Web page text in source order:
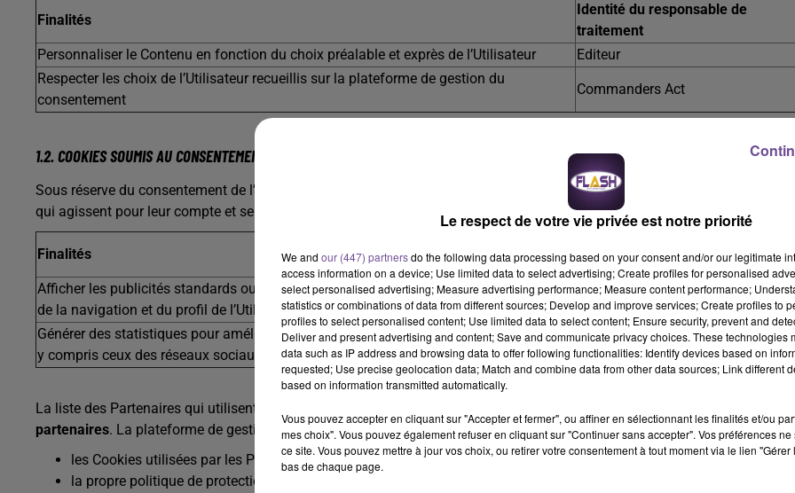
Finalités
Identité du responsable de
traitement
Personnaliser le Contenu en fonction du choix préalable et exprès de l’Utilisateur
Editeur
Respecter les choix de l’Utilisateur recueillis sur la plateforme de gestion du
consentement
Commanders Act
1.2. COOKIES SOUMIS AU CONSENTEMENT
Sous réserve du consentement de l’Utilisateur, les Cookies suivants peuvent être déposés par l’Éditeur ou par des
qui agissent pour leur compte et selon leurs instructions :
Finalités
conservation des Cookies
de traitement
Afficher les publicités standards ou les publicités ciblées en fonction
de la navigation et du profil de l’Utilisateur
13 mois Partenaires
Générer des statistiques pour améliorer des services ou des contenus
y compris ceux des réseaux sociaux
13 mois Partenaires
La liste des Partenaires qui utilisent des Cookies sur le Site et/ou l’Application est disponible via
partenaires. La plateforme de gestion du consentement permet à l’Utilisateur de connaître :
les Cookies utilisées par les Partenaires ;
la propre politique de protection des données personnelles ou politique de vie privée des Partenaires ;
Le respect de votre vie privée est notre priorité
We and our (447) partnersdo the following data processing based on your consent and/or our legitimate
access information on a device; Use limited data to select advertising; Create profiles for personalised
select personalised advertising; Measure advertising performance; Measure content performance;
statistics or combinations of data from different sources; Develop and improve services; Create profiles to
profiles to select personalised content; Use limited data to select content; Ensure security, prevent and
Deliver and present advertising and content; Save and communicate privacy choices. These technologies
data such as IP address and browsing data to offer following functionalities: Identify devices based on
requested; Use precise geolocation data; Match and combine data from other data sources; Link different
based on information transmitted automatically.
Vous pouvez accepter en cliquant sur "Accepter et fermer", ou affiner en sélectionnant les finalités et/ou
mes choix". Vous pouvez également refuser en cliquant sur "Continuer sans accepter". Vos préférences
ce site. Vous pouvez mettre à jour vos choix, ou retirer votre consentement à tout moment via le lien
bas de chaque page.